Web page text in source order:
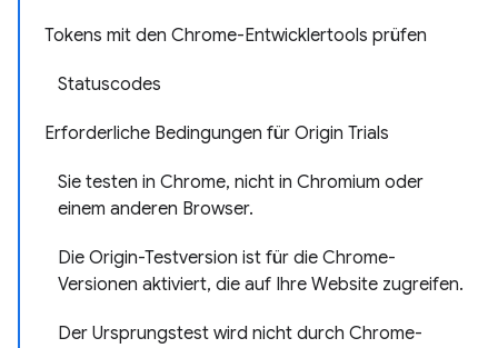
Tokens mit den Chrome-Entwicklertools prüfen
Statuscodes
Erforderliche Bedingungen für Origin Trials
Sie testen in Chrome, nicht in Chromium oder
einem anderen Browser.
Die Origin-Testversion ist für die Chrome-
Versionen aktiviert, die auf Ihre Website zugreifen.
Der Ursprungstest wird nicht durch Chrome-